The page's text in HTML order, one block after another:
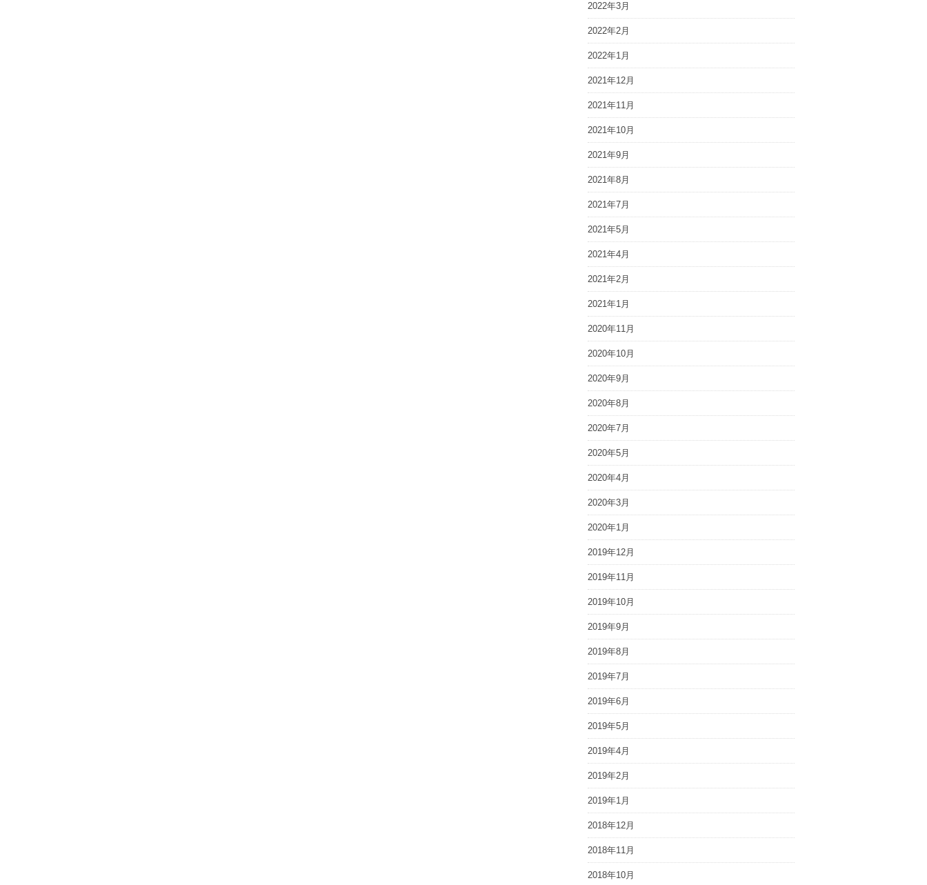
2022年3月
2022年2月
2022年1月
2021年12月
2021年11月
2021年10月
2021年9月
2021年8月
2021年7月
2021年5月
2021年4月
2021年2月
2021年1月
2020年11月
2020年10月
2020年9月
2020年8月
2020年7月
2020年5月
2020年4月
2020年3月
2020年1月
2019年12月
2019年11月
2019年10月
2019年9月
2019年8月
2019年7月
2019年6月
2019年5月
2019年4月
2019年2月
2019年1月
2018年12月
2018年11月
2018年10月